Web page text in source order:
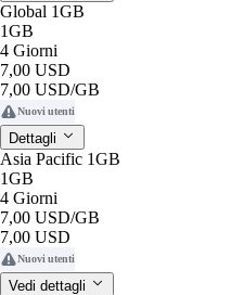
Global 1GB
1GB
4 Giorni
7,00 USD
7,00 USD/GB
Nuovi utenti
Dettagli
Asia Pacific 1GB
1GB
4 Giorni
7,00 USD/GB
7,00 USD
Nuovi utenti
Vedi dettagli